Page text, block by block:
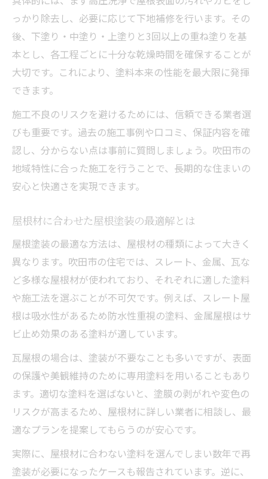
っかり除去し、必要に応じて下地補修を行います。その
後、下塗り・中塗り・上塗りと3回以上の重ね塗りを基
本とし、各工程ごとに十分な乾燥時間を確保することが
大切です。これにより、塗料本来の性能を最大限に発揮
できます。
施工不良のリスクを避けるためには、信頼できる業者選
びも重要です。過去の施工事例や口コミ、保証内容を確
認し、分からない点は事前に質問しましょう。吹田市の
地域特性に合った施工を行うことで、長期的な住まいの
安心と快適さを実現できます。
屋根材に合わせた屋根塗装の最適解とは
屋根塗装の最適な方法は、屋根材の種類によって大きく
異なります。吹田市の住宅では、スレート、金属、瓦な
ど多様な屋根材が使われており、それぞれに適した塗料
や施工法を選ぶことが不可欠です。例えば、スレート屋
根は吸水性があるため防水性重視の塗料、金属屋根はサ
ビ止め効果のある塗料が適しています。
瓦屋根の場合は、塗装が不要なことも多いですが、表面
の保護や美観維持のために専用塗料を用いることもあり
ます。適切な塗料を選ばないと、塗膜の剥がれや変色の
リスクが高まるため、屋根材に詳しい業者に相談し、最
適なプランを提案してもらうのが安心です。
実際に、屋根材に合わない塗料を選んでしまい数年で再
塗装が必要になったケースも報告されています。逆に、